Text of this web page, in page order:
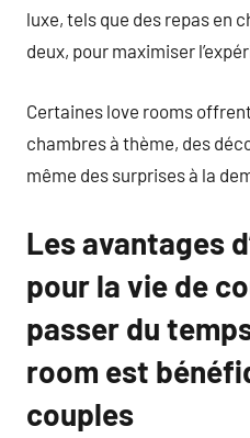
luxe, tels que des repas en
deux, pour maximiser
Certaines love rooms
chambres à thème, des
même des surprises à la
Les avantages
pour la vie de
passer du
room est
couples